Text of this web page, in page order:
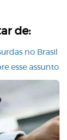
de:
no Brasil
esse assunto